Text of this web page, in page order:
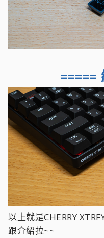
=====
以上就是CHERRY
跟介紹拉~~